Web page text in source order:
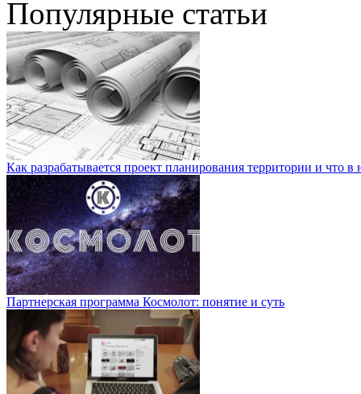
Популярные статьи
Как разрабатывается проект планирования территории и что в
Партнерская программа Космолот: понятие и суть